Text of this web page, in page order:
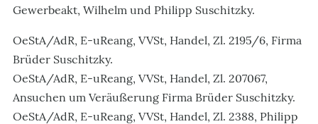
Gewerbeakt, Wilhelm und Philipp Suschitzky.
OeStA/AdR, E-uReang, VVSt, Handel, Zl. 2195/6, Firma
Brüder Suschitzky.
OeStA/AdR, E-uReang, VVSt, Handel, Zl. 207067,
Ansuchen um Veräußerung Firma Brüder Suschitzky.
OeStA/AdR, E-uReang, VVSt, Handel, Zl. 2388, Philipp